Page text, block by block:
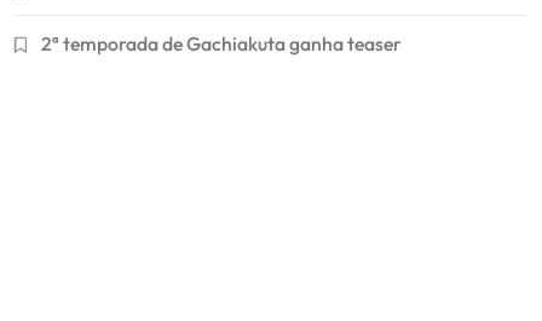
2ª temporada de Gachiakuta ganha teaser